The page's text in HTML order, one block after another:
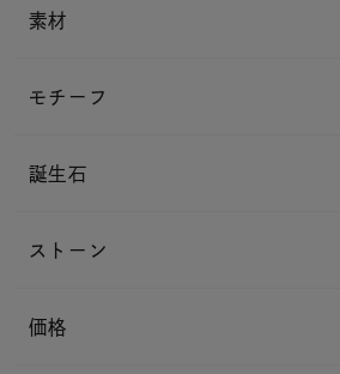
素材
モチーフ
誕生石
ストーン
価格